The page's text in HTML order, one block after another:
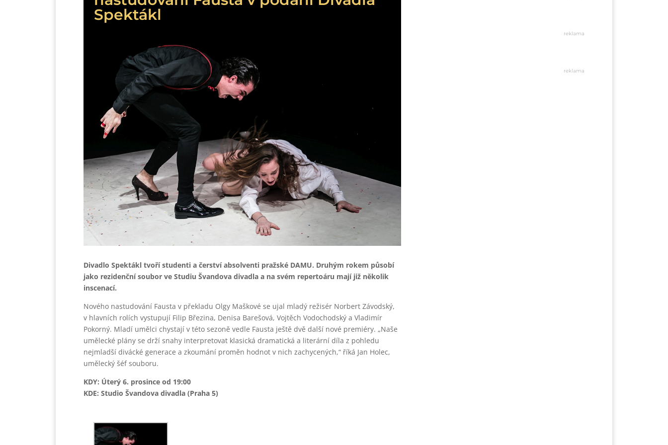
Spektákl
Divadlo Spektákl tvoří studenti a čerství absolventi pražské DAMU. Druhým rokem působí
jako rezidenční soubor ve Studiu Švandova divadla a na svém repertoáru mají již několik
inscenací.
Nového nastudování Fausta v překladu Olgy Maškové se ujal mladý režisér Norbert Závodský,
v hlavních rolích vystupují Filip Březina, Denisa Barešová, Vojtěch Vodochodský a Vladimír
Pokorný. Mladí umělci chystají v této sezoně vedle Fausta ještě dvě další nové premiéry. „Naše
umělecké plány se drží snahy interpretovat klasická dramatická a literární díla z pohledu
nejmladší divácké generace a zkoumání proměn hodnot v nich zachycených,“ říká Jan Holec,
umělecký šéf souboru.
KDY: Úterý 6. prosince od 19:00
KDE: Studio Švandova divadla (Praha 5)
reklama
reklama